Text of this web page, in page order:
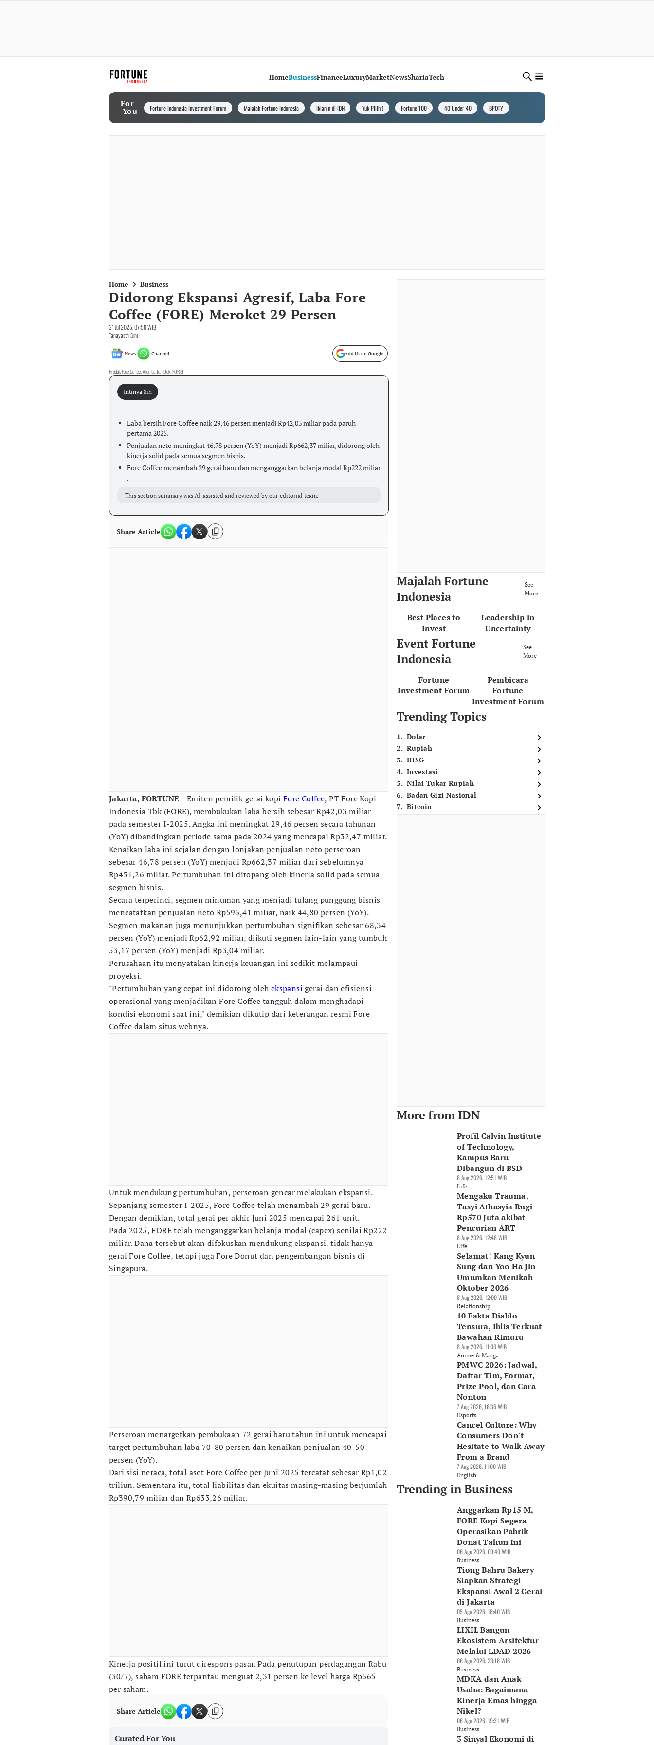
HomeBusinessFinanceLuxuryMarketNewsShariaTech
For
You Fortune Indonesia Investment Forum Majalah Fortune Indonesia Iklanin di IDN Yuk Pilih ! Fortune 100 40 Under 40 BPOTY
Home Business
Didorong Ekspansi Agresif, Laba Fore
Coffee (FORE) Meroket 29 Persen
31 Jul 2025, 07:50 WIB
Tanayastri Dini
News Channel Add Us on Google
Produk Fore Coffee, Aren Latte. (Dok. FORE)
Intinya Sih
Laba bersih Fore Coffee naik 29,46 persen menjadi Rp42,03 miliar pada paruh
pertama 2025.
Penjualan neto meningkat 46,78 persen (YoY) menjadi Rp662,37 miliar, didorong oleh
kinerja solid pada semua segmen bisnis.
Fore Coffee menambah 29 gerai baru dan menganggarkan belanja modal Rp222 miliar
.
This section summary was AI-assisted and reviewed by our editorial team.
Share Article
Jakarta, FORTUNE - Emiten pemilik gerai kopiFore Coffee, PT Fore Kopi
Indonesia Tbk (FORE), membukukan laba bersih sebesar Rp42,03 miliar
pada semester I-2025. Angka ini meningkat 29,46 persen secara tahunan
(YoY) dibandingkan periode sama pada 2024 yang mencapai Rp32,47 miliar.
Kenaikan laba ini sejalan dengan lonjakan penjualan neto perseroan
sebesar 46,78 persen (YoY) menjadi Rp662,37 miliar dari sebelumnya
Rp451,26 miliar. Pertumbuhan ini ditopang oleh kinerja solid pada semua
segmen bisnis.
Secara terperinci, segmen minuman yang menjadi tulang punggung bisnis
mencatatkan penjualan neto Rp596,41 miliar, naik 44,80 persen (YoY).
Segmen makanan juga menunjukkan pertumbuhan signifikan sebesar 68,34
persen (YoY) menjadi Rp62,92 miliar, diikuti segmen lain-lain yang tumbuh
53,17 persen (YoY) menjadi Rp3,04 miliar.
Perusahaan itu menyatakan kinerja keuangan ini sedikit melampaui
proyeksi.
"Pertumbuhan yang cepat ini didorong oleh ekspansi gerai dan efisiensi
operasional yang menjadikan Fore Coffee tangguh dalam menghadapi
kondisi ekonomi saat ini," demikian dikutip dari keterangan resmi Fore
Coffee dalam situs webnya.
Untuk mendukung pertumbuhan, perseroan gencar melakukan ekspansi.
Sepanjang semester I-2025, Fore Coffee telah menambah 29 gerai baru.
Dengan demikian, total gerai per akhir Juni 2025 mencapai 261 unit.
Pada 2025, FORE telah menganggarkan belanja modal (capex) senilai Rp222
miliar. Dana tersebut akan difokuskan mendukung ekspansi, tidak hanya
gerai Fore Coffee, tetapi juga Fore Donut dan pengembangan bisnis di
Singapura.
Perseroan menargetkan pembukaan 72 gerai baru tahun ini untuk mencapai
target pertumbuhan laba 70-80 persen dan kenaikan penjualan 40-50
persen (YoY).
Dari sisi neraca, total aset Fore Coffee per Juni 2025 tercatat sebesar Rp1,02
triliun. Sementara itu, total liabilitas dan ekuitas masing-masing berjumlah
Rp390,79 miliar dan Rp633,26 miliar.
Kinerja positif ini turut direspons pasar. Pada penutupan perdagangan Rabu
(30/7), saham FORE terpantau menguat 2,31 persen ke level harga Rp665
per saham.
Share Article
Curated For You
Majalah Fortune
Indonesia
See
More
Best Places to
Invest
Leadership in
Uncertainty
Event Fortune
Indonesia
See
More
Fortune
Investment Forum
Pembicara
Fortune
Investment Forum
Trending Topics
1. Dolar
2. Rupiah
3. IHSG
4. Investasi
5. Nilai Tukar Rupiah
6. Badan Gizi Nasional
7. Bitcoin
More from IDN
Profil Calvin Institute
of Technology,
Kampus Baru
Dibangun di BSD
8 Aug 2026, 12:51 WIB
Life
Mengaku Trauma,
Tasyi Athasyia Rugi
Rp570 Juta akibat
Pencurian ART
8 Aug 2026, 12:48 WIB
Life
Selamat! Kang Kyun
Sung dan Yoo Ha Jin
Umumkan Menikah
Oktober 2026
8 Aug 2026, 12:00 WIB
Relationship
10 Fakta Diablo
Tensura, Iblis Terkuat
Bawahan Rimuru
8 Aug 2026, 11:00 WIB
Anime & Manga
PMWC 2026: Jadwal,
Daftar Tim, Format,
Prize Pool, dan Cara
Nonton
7 Aug 2026, 16:36 WIB
Esports
Cancel Culture: Why
Consumers Don't
Hesitate to Walk Away
From a Brand
7 Aug 2026, 11:00 WIB
English
Trending in Business
Anggarkan Rp15 M,
FORE Kopi Segera
Operasikan Pabrik
Donat Tahun Ini
06 Agu 2026, 09:40 WIB
Business
Tiong Bahru Bakery
Siapkan Strategi
Ekspansi Awal 2 Gerai
di Jakarta
05 Agu 2026, 18:40 WIB
Business
LIXIL Bangun
Ekosistem Arsitektur
Melalui LDAD 2026
06 Agu 2026, 23:18 WIB
Business
MDKA dan Anak
Usaha: Bagaimana
Kinerja Emas hingga
Nikel?
06 Agu 2026, 19:31 WIB
Business
3 Sinyal Ekonomi di